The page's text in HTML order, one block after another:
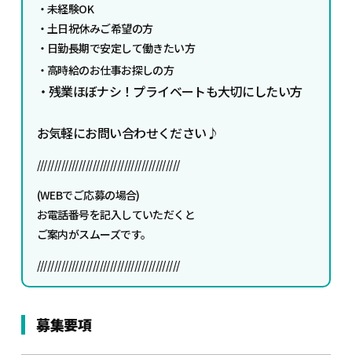
・未経験OK
・土日祝休みご希望の方
・日勤長期で安定して働きたい方
・高時給のお仕事お探しの方
・残業ほぼナシ！プライベートも大切にしたい方
お気軽にお問い合わせください♪
/////////////////////////////////////////
(WEBでご応募の場合)
お電話番号を記入していただくと
ご案内がスムーズです。
/////////////////////////////////////////
募集要項